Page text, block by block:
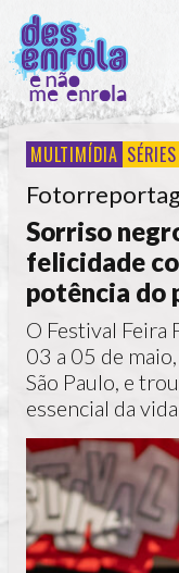
MULTIMÍDIA SÉRIES
Sorriso
felicidade
potência do
O Festival Feira
03 a 05 de
São Paulo, e
essencial da